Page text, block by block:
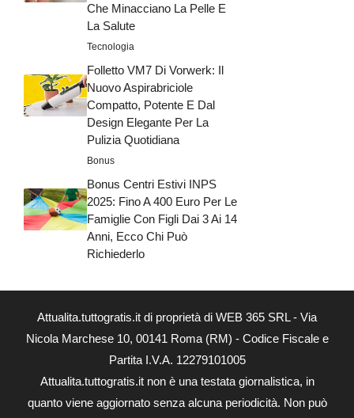
Che Minacciano La Pelle E
La Salute
Tecnologia
Folletto VM7 Di Vorwerk: Il
Nuovo Aspirabriciole
Compatto, Potente E Dal
Design Elegante Per La
Pulizia Quotidiana
Bonus
Bonus Centri Estivi INPS
2025: Fino A 400 Euro Per Le
Famiglie Con Figli Dai 3 Ai 14
Anni, Ecco Chi Può
Richiederlo
Attualita.tuttogratis.it di proprietà di WEB 365 SRL - Via
Nicola Marchese 10, 00141 Roma (RM) - Codice Fiscale e
Partita I.V.A. 12279101005
Attualita.tuttogratis.it non è una testata giornalistica, in
quanto viene aggiornato senza alcuna periodicità. Non può